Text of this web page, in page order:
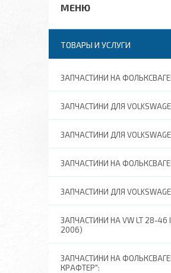
ТОВАРЫ И УСЛУГИ
ЗАПЧАСТИНИ НА
ЗАПЧАСТИНИ ДЛЯ
ЗАПЧАСТИНИ ДЛЯ
ЗАПЧАСТИНИ НА
ЗАПЧАСТИНИ ДЛЯ
ЗАПЧАСТИНИ НА VW LT 28-46
2006)
ЗАПЧАСТИНИ НА
КРАФТЕР":